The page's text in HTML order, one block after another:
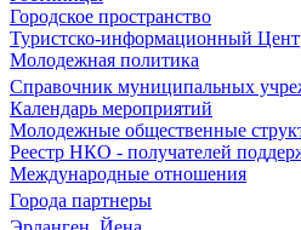
Городское пространство
Туристско-информационный
Молодежная политика
Справочник муниципальных
Календарь мероприятий
Молодежные общественные
Реестр НКО - получателей
Международные отношения
Города партнеры